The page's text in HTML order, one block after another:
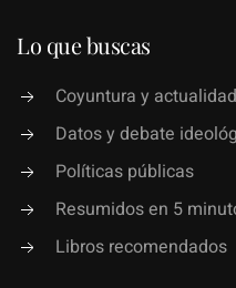
Lo que buscas
Coyuntura y actualidad
Datos y debate
Políticas públicas
Resumidos en 5
Libros recomendados